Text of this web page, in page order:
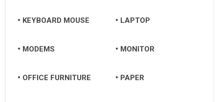
KEYBOARD MOUSE LAPTOP
MODEMS MONITOR
OFFICE FURNITURE PAPER